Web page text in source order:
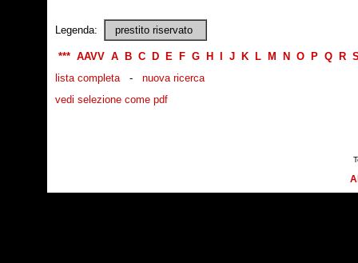
Legenda: prestito riservato
*** AAVV A B C D E F G H J K L M N O P Q R
lista completa- nuova ricerca
vedi selezione come pdf